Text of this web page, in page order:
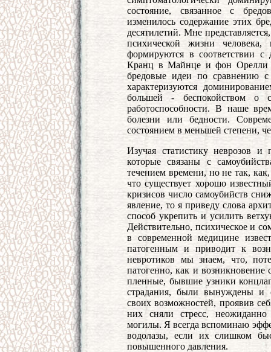
состояние, связанное с
изменилось содержание этих
десятилетий. Мне
психической жизни
формируются в соответствии
Кранц в Майнце и фон Орелли
бредовые идеи по сравнению
характеризуются
большей - беспокойством о
работоспособности. В наше
болезни или бедности.
состоянием в меньшей степени,
Изучая статистику неврозов
которые связаны с
течением времени, но не так,
что существует хорошо
кризисов число самоубийств
явление, то я приведу слова
способ укрепить и усилить
Действительно, психическое и
в современной медицине
патогенным и приводит к
невротиков мы знаем, что,
патогенно, как и возникновение
пленные, бывшие узники
страдания, были вынуждены и
своих возможностей, проявив
них сняли стресс,
могилы. Я всегда вспоминаю
водолазы, если их слишком
повышенного давления.